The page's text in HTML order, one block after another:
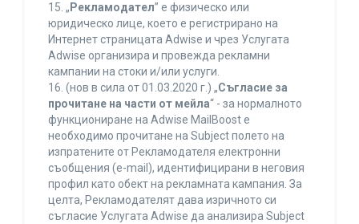
15. „ Рекламодател” е физическо или
юридическо лице, което е регистрирано на
Интернет страницата Adwise и чрез Услугата
Adwise организира и провежда рекламни
кампании на стоки и/или услуги.
16. (нов в сила от 01.03.2020 г.) „Съгласие за
прочитане на части от мейла“ - за нормалното
функциониране на Adwise MailBoost е
необходимо прочитане на Subject полето на
изпратените от Рекламодателя електронни
съобщения (e-mail), идентифицирани в неговия
профил като обект на рекламната кампания. За
целта, Рекламодателят дава изричното си
съгласие Услугата Adwise да анализира Subject